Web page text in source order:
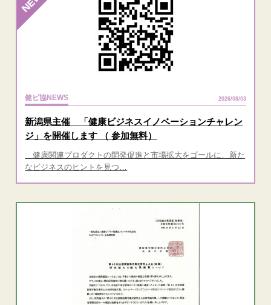
健ビ協NEWS 2026/08/03
新潟県主催 「健康ビジネスイノベーションチャレン
ジ」を開催します （ 参加無料）
健康関連プロダクトの開発促進と市場拡大をゴールに、新た
なビジネスのヒントを見つ…